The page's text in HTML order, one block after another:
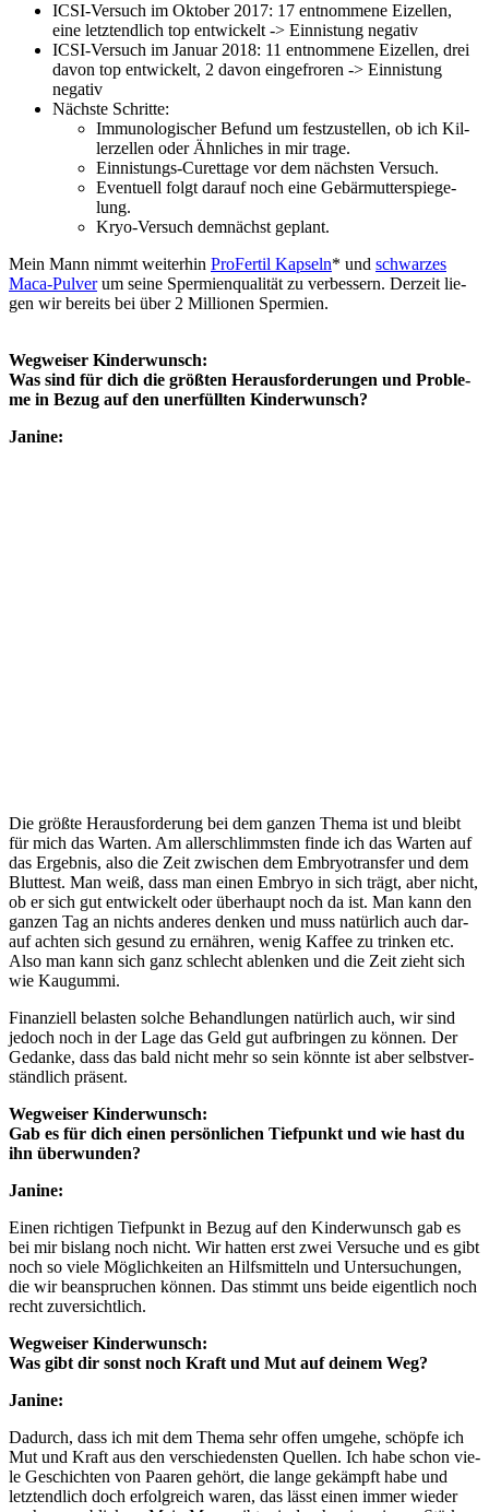
ICSI-Ver­such im Okto­ber 2017: 17 ent­nom­me­ne Eizel­len,
eine letzt­end­lich top ent­wi­ckelt -> Ein­nis­tung nega­tiv
ICSI-Ver­such im Janu­ar 2018: 11 ent­nom­me­ne Eizel­len, drei
davon top ent­wi­ckelt, 2 davon ein­ge­fro­ren -> Ein­nis­tung
nega­tiv
Nächs­te Schrit­te:
Immu­no­lo­gi­scher Befund um fest­zu­stel­len, ob ich Kil­
ler­zel­len oder Ähn­li­ches in mir tra­ge.
Ein­nis­tungs-Curet­ta­ge vor dem nächs­ten Ver­such.
Even­tu­ell folgt dar­auf noch eine Gebär­mut­ter­spie­ge­
lung.
Kryo-Ver­such dem­nächst geplant.
Mein Mann nimmt wei­ter­hin Pro­Fer­til Kap­seln* und schwar­zes
Maca-Pul­verum sei­ne Sper­mi­en­qua­li­tät zu ver­bes­sern. Der­zeit lie­
gen wir bereits bei über 2 Mil­lio­nen Sper­mi­en.
Weg­wei­ser Kin­der­wunsch:
Was sind für dich die größ­ten Her­aus­for­de­run­gen und Pro­ble­
me in Bezug auf den uner­füll­ten Kin­der­wunsch?
Jani­ne:
Die größ­te Her­aus­for­de­rung bei dem gan­zen The­ma ist und bleibt
für mich das War­ten. Am aller­schlimms­ten fin­de ich das War­ten auf
das Ergeb­nis, also die Zeit zwi­schen dem Embryo­trans­fer und dem
Blut­test. Man weiß, dass man einen Embryo in sich trägt, aber nicht,
ob er sich gut ent­wi­ckelt oder über­haupt noch da ist. Man kann den
gan­zen Tag an nichts ande­res den­ken und muss natür­lich auch dar­
auf ach­ten sich gesund zu ernäh­ren, wenig Kaf­fee zu trin­ken etc.
Also man kann sich ganz schlecht ablen­ken und die Zeit zieht sich
wie Kau­gum­mi.
Finan­zi­ell belas­ten sol­che Behand­lun­gen natür­lich auch, wir sind
jedoch noch in der Lage das Geld gut auf­brin­gen zu kön­nen. Der
Gedan­ke, dass das bald nicht mehr so sein könn­te ist aber selbst­ver­
ständ­lich prä­sent.
Weg­wei­ser Kin­der­wunsch:
Gab es für dich einen per­sön­li­chen Tief­punkt und wie hast du
ihn über­wun­den?
Jani­ne:
Einen rich­ti­gen Tief­punkt in Bezug auf den Kin­der­wunsch gab es
bei mir bis­lang noch nicht. Wir hat­ten erst zwei Ver­su­che und es gibt
noch so vie­le Mög­lich­kei­ten an Hilfs­mit­teln und Unter­su­chun­gen,
die wir bean­spru­chen kön­nen. Das stimmt uns bei­de eigent­lich noch
recht zuver­sicht­lich.
Weg­wei­ser Kin­der­wunsch:
Was gibt dir sonst noch Kraft und Mut auf dei­nem Weg?
Jani­ne:
Dadurch, dass ich mit dem The­ma sehr offen umge­he, schöp­fe ich
Mut und Kraft aus den ver­schie­dens­ten Quel­len. Ich habe schon vie­
le Geschich­ten von Paa­ren gehört, die lan­ge gekämpft habe und
letzt­end­lich doch erfolg­reich waren, das lässt einen immer wie­der